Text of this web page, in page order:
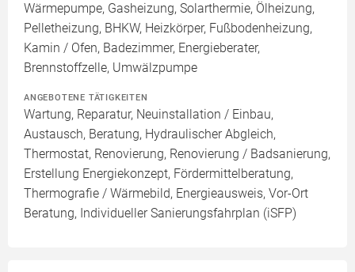
Wärmepumpe, Gasheizung, Solarthermie, Ölheizung,
Pelletheizung, BHKW, Heizkörper, Fußbodenheizung,
Kamin / Ofen, Badezimmer, Energieberater,
Brennstoffzelle, Umwälzpumpe
ANGEBOTENE TÄTIGKEITEN
Wartung, Reparatur, Neuinstallation / Einbau,
Austausch, Beratung, Hydraulischer Abgleich,
Thermostat, Renovierung, Renovierung / Badsanierung,
Erstellung Energiekonzept, Fördermittelberatung,
Thermografie / Wärmebild, Energieausweis, Vor-Ort
Beratung, Individueller Sanierungsfahrplan (iSFP)